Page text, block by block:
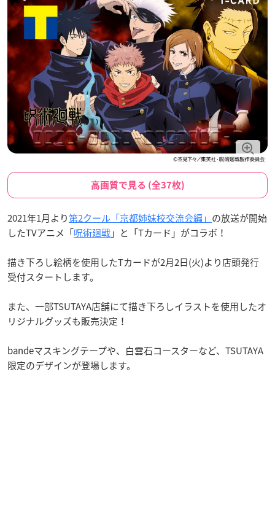
高画質で見る (全37枚)
2021年1月より第2クール「京都姉妹校交流会編」 の放送が開始
したTVアニメ「呪術廻戦」と「Tカード」がコラボ！
描き下ろし絵柄を使用したTカードが2月2日(火)より店頭発行
受付スタートします。
また、一部TSUTAYA店舗にて描き下ろしイラストを使用したオ
リジナルグッズも販売決定！
bandeマスキングテープや、白雲石コースターなど、TSUTAYA
限定のデザインが登場します。